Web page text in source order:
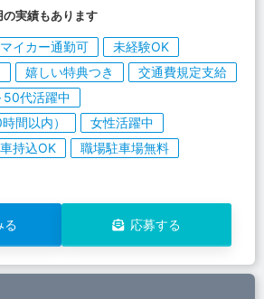
の実績もあります
マイカー通勤可
未経験OK
嬉しい特典つき
交通費規定支給
代活躍中
間以内）
女性活躍中
持込OK
職場駐車場無料
る 応募する